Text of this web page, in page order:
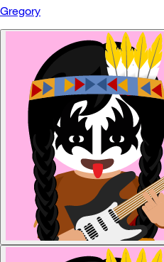
Gregory